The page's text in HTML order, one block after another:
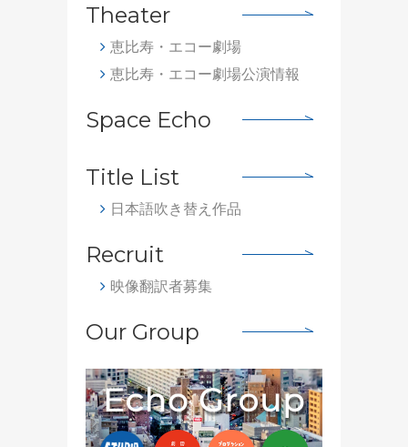
Theater
恵比寿・エコー劇場
恵比寿・エコー劇場公演情報
Space Echo
Title List
日本語吹き替え作品
Recruit
映像翻訳者募集
Our Group